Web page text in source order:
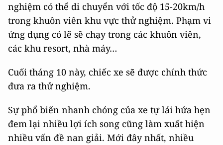
nghiệm có thể di chuyển với tốc độ 15-20km/h
trong khuôn viên khu vực thử nghiệm. Phạm vi
ứng dụng có lẽ sẽ chạy trong các khuôn viên,
các khu resort, nhà máy…
Cuối tháng 10 này, chiếc xe sẽ được chính thức
đưa ra thử nghiệm.
Sự phổ biến nhanh chóng của xe tự lái hứa hẹn
đem lại nhiều lợi ích song cũng làm xuất hiện
nhiều vấn đề nan giải. Mới đây nhất, nhiều